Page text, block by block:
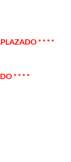
* * * *
* * * *